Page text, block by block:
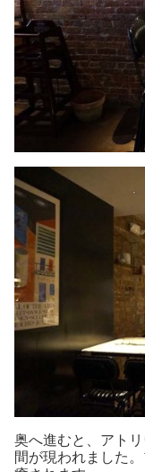
奥へ進むと、アト
間が現われました